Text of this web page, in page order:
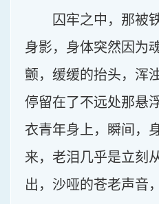
囚牢之中，那被
身影，身体突然因为
颤，缓缓的抬头，浑
停留在了不远处那悬
衣青年身上，瞬间，
来，老泪几乎是立刻
出，沙哑的苍老声音